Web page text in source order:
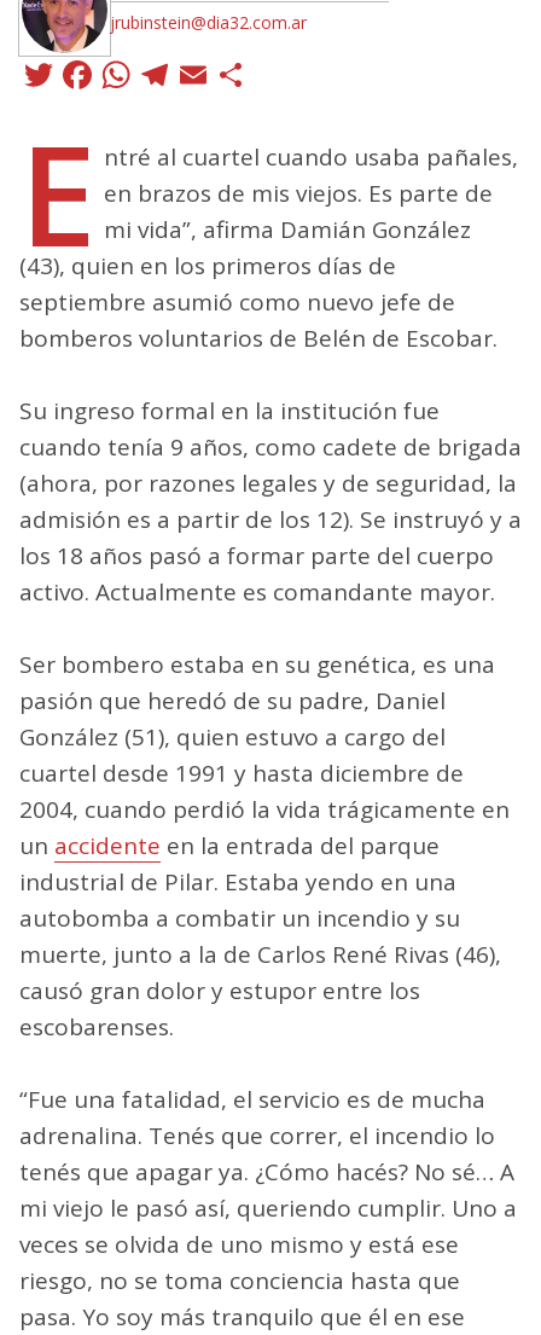
jrubinstein@dia32.com.ar
Twitter
Facebook
WhatsApp
Telegram
Email
E ntré al cuartel cuando usaba pañales,
en brazos de mis viejos. Es parte de
mi vida”, afirma Damián González
(43), quien en los primeros días de
septiembre asumió como nuevo jefe de
bomberos voluntarios de Belén de Escobar.
Su ingreso formal en la institución fue
cuando tenía 9 años, como cadete de brigada
(ahora, por razones legales y de seguridad, la
admisión es a partir de los 12). Se instruyó y a
los 18 años pasó a formar parte del cuerpo
activo. Actualmente es comandante mayor.
Ser bombero estaba en su genética, es una
pasión que heredó de su padre, Daniel
González (51), quien estuvo a cargo del
cuartel desde 1991 y hasta diciembre de
2004, cuando perdió la vida trágicamente en
un accidente en la entrada del parque
industrial de Pilar. Estaba yendo en una
autobomba a combatir un incendio y su
muerte, junto a la de Carlos René Rivas (46),
causó gran dolor y estupor entre los
escobarenses.
“Fue una fatalidad, el servicio es de mucha
adrenalina. Tenés que correr, el incendio lo
tenés que apagar ya. ¿Cómo hacés? No sé… A
mi viejo le pasó así, queriendo cumplir. Uno a
veces se olvida de uno mismo y está ese
riesgo, no se toma conciencia hasta que
pasa. Yo soy más tranquilo que él en ese